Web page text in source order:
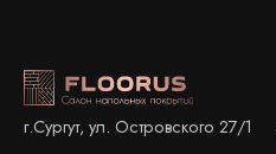
г.Сургут, ул. Островского 27/1